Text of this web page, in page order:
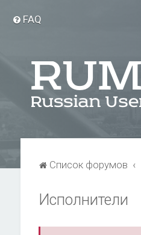
FAQ
Список форумов
Исполнители